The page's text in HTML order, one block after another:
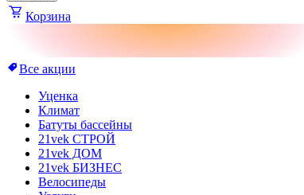
Корзина
Все акции
Уценка
Климат
Батуты бассейны
21vek СТРОЙ
21vek ДОМ
21vek БИЗНЕС
Велосипеды